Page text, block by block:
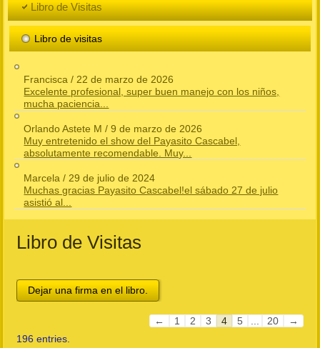
Libro de Visitas
Libro de visitas
Francisca /22 de marzo de 2026
Excelente profesional, super buen manejo con los niños,
mucha paciencia...
Orlando Astete M /9 de marzo de 2026
Muy entretenido el show del Payasito Cascabel,
absolutamente recomendable. Muy...
Marcela /29 de julio de 2024
Muchas gracias Payasito Cascabel!el sábado 27 de julio
asistió al...
Libro de Visitas
Guestbook
← 1 2 3 4 5 ... 20
→
196 entries.